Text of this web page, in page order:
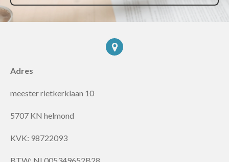
Adres
meester rietkerklaan 10
5707 KN helmond
KVK: 98722093